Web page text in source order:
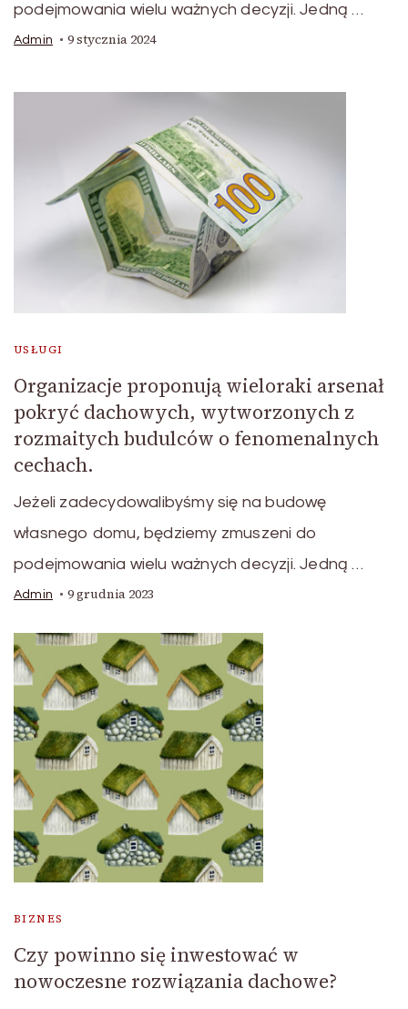
podejmowania wielu ważnych decyzji. Jedną …
Admin 9 stycznia 2024
USŁUGI
Organizacje proponują wieloraki arsenał
pokryć dachowych, wytworzonych z
rozmaitych budulców o fenomenalnych
cechach.
Jeżeli zadecydowalibyśmy się na budowę
własnego domu, będziemy zmuszeni do
podejmowania wielu ważnych decyzji. Jedną …
Admin 9 grudnia 2023
BIZNES
Czy powinno się inwestować w
nowoczesne rozwiązania dachowe?